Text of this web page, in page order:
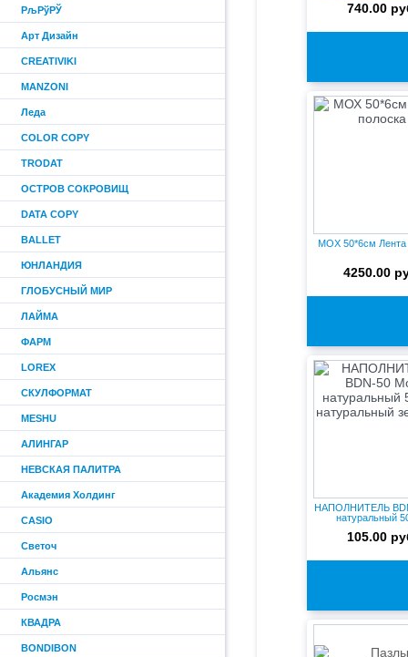
РљРўРЎ
Арт Дизайн
CREATIVIKI
MANZONI
Леда
COLOR COPY
TRODAT
ОСТРОВ СОКРОВИЩ
DATA COPY
BALLET
ЮНЛАНДИЯ
ГЛОБУСНЫЙ МИР
ЛАЙМА
ФАРМ
LOREX
СКУЛФОРМАТ
MESHU
АЛИНГАР
НЕВСКАЯ ПАЛИТРА
Академия Холдинг
CASIO
Светоч
Альянс
Росмэн
КВАДРА
BONDIBON
740.00
МОХ 50*6см Лента
4250.00
НАПОЛНИТЕЛЬ
натуральный
105.00